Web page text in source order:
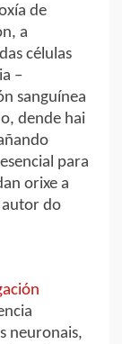
de
a
células
–
sanguínea
dende hai
para
orixe a
autor do
neuronais,